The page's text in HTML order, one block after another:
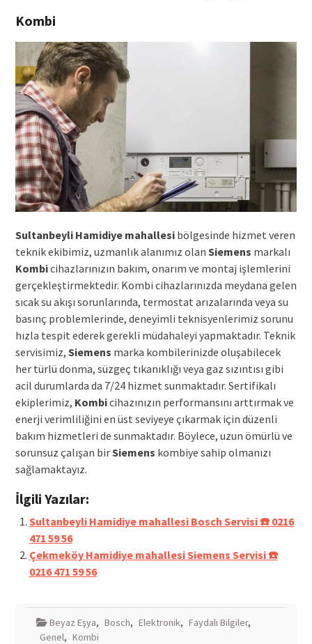
Kombi
Sultanbeyli Hamidiye mahallesibölgesinde hizmet veren
teknik ekibimiz, uzmanlık alanımız olan Siemens markalı
Kombicihazlarınızın bakım, onarım ve montaj işlemlerini
gerçekleştirmektedir. Kombi cihazlarınızda meydana gelen
sıcak su akışı sorunlarında, termostat arızalarında veya su
basınç problemlerinde, deneyimli teknisyenlerimiz sorunu
hızla tespit ederek gerekli müdahaleyi yapmaktadır. Teknik
servisimiz, Siemens marka kombilerinizde oluşabilecek
her türlü donma, süzgeç tıkanıklığı veya gaz sızıntısı gibi
acil durumlarda da 7/24 hizmet sunmaktadır. Sertifikalı
ekiplerimiz, Kombicihazınızın performansını arttırmak ve
enerji verimliliğini en üst seviyeye çıkarmak için düzenli
bakım hizmetleri de sunmaktadır. Böylece, uzun ömürlü ve
sorunsuz çalışan birSiemens kombiye sahip olmanızı
sağlamaktayız.
İlgili Yazılar:
Sultanbeyli Hamidiye mahallesi Bosch Servisi ☎️ 0216
471 59 56
Çekmeköy Hamidiye mahallesi Siemens Servisi ☎️
0216 471 59 56
Beyaz Eşya, Bosch, Elektronik, Faydalı Bilgiler,
Genel, Kombi